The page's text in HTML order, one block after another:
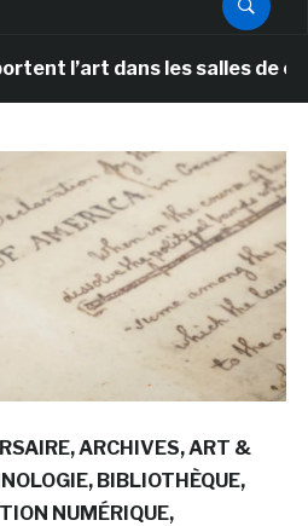
dans les salles de classe
ARCHIVES ART &
BIBLIOTHÈQUE
NUMÉRIQUE